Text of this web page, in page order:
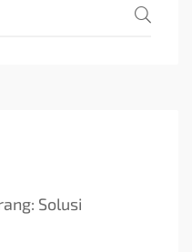
Solusi